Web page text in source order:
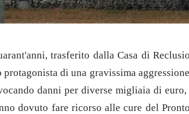
trasferito dalla Casa di
di una gravissima
danni per diverse migliaia di
dovuto fare ricorso alle cure del